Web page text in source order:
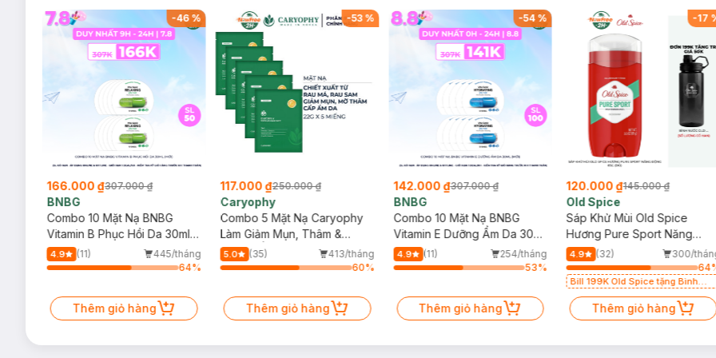
-46%
166.000 ₫307.000 ₫
BNBG
Combo 10 Mặt Nạ BNBG
Vitamin B Phục Hồi Da 30ml
(Mới)
4.9 (11)
445/tháng
64%
Thêm giỏ hàng
-53%
117.000 ₫250.000 ₫
Caryophy
Combo 5 Mặt Nạ Caryophy
Làm Giảm Mụn, Thâm &
Dưỡng Ẩm Da 22g
5.0 (35)
413/tháng
60%
Thêm giỏ hàng
-54%
142.000 ₫307.000 ₫
BNBG
Combo 10 Mặt Nạ BNBG
Vitamin E Dưỡng Ẩm Da 30ml
(Mới)
4.9 (11)
254/tháng
53%
Thêm giỏ hàng
-17
120.000 ₫145.000 ₫
Old Spice
Sáp Khử Mùi Old Spice
Hương Pure Sport Năng
Động 85g (Đỏ)
4.9 (32)
300/
64
Bill 199K Old Spice tặng Bình
hạn)
Thêm giỏ hàng